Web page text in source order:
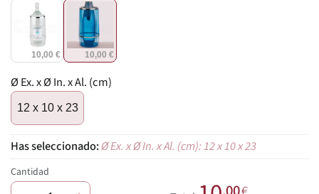
10,00 € 10,00 €
Ø Ex. x Ø In. x Al. (cm)
12 x 10 x 23
Ø Ex. x Ø In. x Al. (cm): 12 x 10 x 23
Cantidad